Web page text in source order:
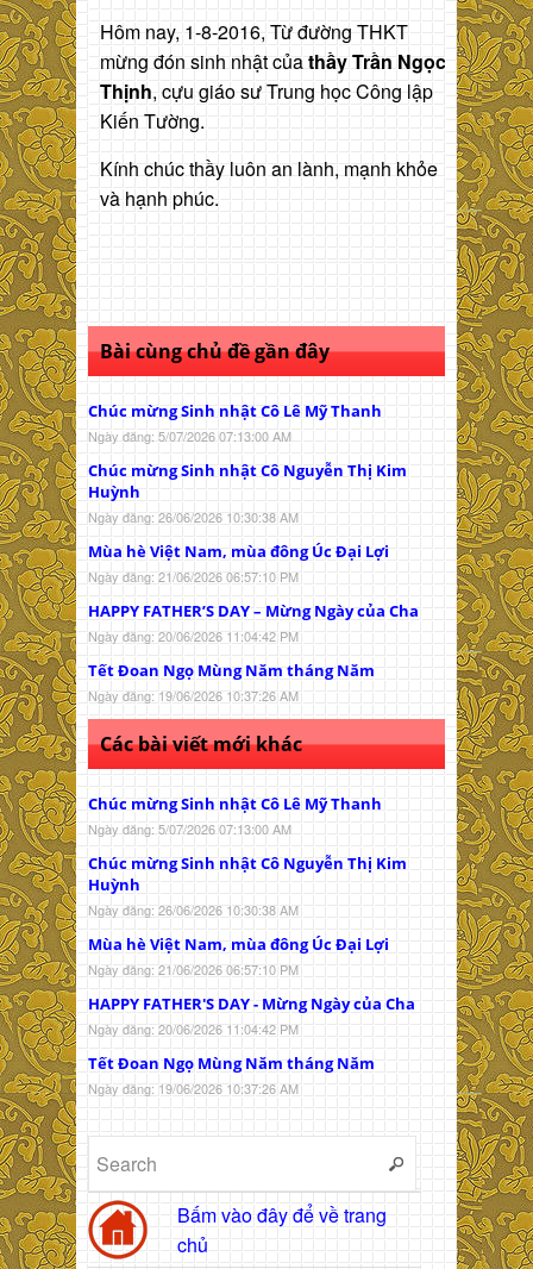
Hôm nay, 1-8-2016, Từ đường THKT
mừng đón sinh nhật củathầy Trần Ngọc
Thịnh, cựu giáo sư Trung học Công lập
Kiến Tường.
Kính chúc thầy luôn an lành, mạnh khỏe
và hạnh phúc.
Bài cùng chủ đề gần đây
Chúc mừng Sinh nhật Cô Lê Mỹ Thanh
Ngày đăng: 5/07/2026 07:13:00 AM
Chúc mừng Sinh nhật Cô Nguyễn Thị Kim
Huỳnh
Ngày đăng: 26/06/2026 10:30:38 AM
Mùa hè Việt Nam, mùa đông Úc Đại Lợi
Ngày đăng: 21/06/2026 06:57:10 PM
HAPPY FATHER’S DAY – Mừng Ngày của Cha
Ngày đăng: 20/06/2026 11:04:42 PM
Tết Đoan Ngọ Mùng Năm tháng Năm
Ngày đăng: 19/06/2026 10:37:26 AM
Các bài viết mới khác
Chúc mừng Sinh nhật Cô Lê Mỹ Thanh
Ngày đăng: 5/07/2026 07:13:00 AM
Chúc mừng Sinh nhật Cô Nguyễn Thị Kim
Huỳnh
Ngày đăng: 26/06/2026 10:30:38 AM
Mùa hè Việt Nam, mùa đông Úc Đại Lợi
Ngày đăng: 21/06/2026 06:57:10 PM
HAPPY FATHER'S DAY - Mừng Ngày của Cha
Ngày đăng: 20/06/2026 11:04:42 PM
Tết Đoan Ngọ Mùng Năm tháng Năm
Ngày đăng: 19/06/2026 10:37:26 AM
Bấm vào đây để về trang
chủ